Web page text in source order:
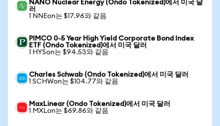
NANO Nuclear Energy (Ondo Tokenized)에서 미국 달
러
1 NNEon는 $17.96와 같음
PIMCO 0-5 Year High Yield Corporate Bond Index
ETF (Ondo Tokenized)에서 미국 달러
1 HYSon는 $94.53와 같음
Charles Schwab (Ondo Tokenized)에서 미국 달러
1 SCHWon는 $104.77와 같음
MaxLinear (Ondo Tokenized)에서 미국 달러
1 MXLon는 $69.86와 같음